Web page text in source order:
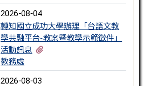
2026-08-04
轉知國立成功大學辦理「台語文教
學共融平台-教案暨教學示範徵件」
活動訊息
教務處
2026-08-03